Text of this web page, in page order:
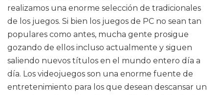
realizamos una enorme selección de tradicionales
de los juegos. Si bien los juegos de PC no sean tan
populares como antes, mucha gente prosigue
gozando de ellos incluso actualmente y siguen
saliendo nuevos títulos en el mundo entero día a
día. Los videojuegos son una enorme fuente de
entretenimiento para los que desean descansar un